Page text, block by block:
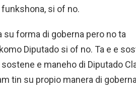
si of no.
su forma di goberna pero no ta
Diputado si of no. Ta e e
e maneho di Diputado
tin su propio manera di